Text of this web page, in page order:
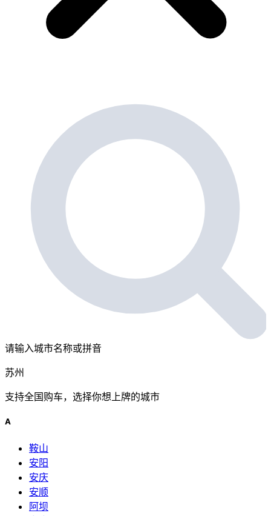
请输入城市名称或拼音
苏州
支持全国购车，选择你想上牌的城市
A
鞍山
安阳
安庆
安顺
阿坝